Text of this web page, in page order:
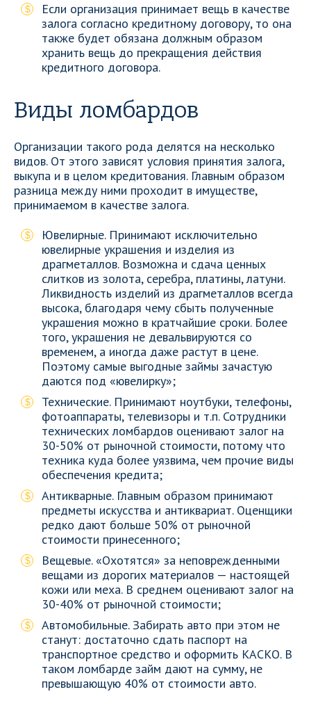
Если организация принимает вещь в качестве
залога согласно кредитному договору, то она
также будет обязана должным образом
хранить вещь до прекращения действия
кредитного договора.
Виды ломбардов
Организации такого рода делятся на несколько
видов. От этого зависят условия принятия залога,
выкупа и в целом кредитования. Главным образом
разница между ними проходит в имуществе,
принимаемом в качестве залога.
Ювелирные. Принимают исключительно
ювелирные украшения и изделия из
драгметаллов. Возможна и сдача ценных
слитков из золота, серебра, платины, латуни.
Ликвидность изделий из драгметаллов всегда
высока, благодаря чему сбыть полученные
украшения можно в кратчайшие сроки. Более
того, украшения не девальвируются со
временем, а иногда даже растут в цене.
Поэтому самые выгодные займы зачастую
даются под «ювелирку»;
Технические. Принимают ноутбуки, телефоны,
фотоаппараты, телевизоры и т.п. Сотрудники
технических ломбардов оценивают залог на
30-50% от рыночной стоимости, потому что
техника куда более уязвима, чем прочие виды
обеспечения кредита;
Антикварные. Главным образом принимают
предметы искусства и антиквариат. Оценщики
редко дают больше 50% от рыночной
стоимости принесенного;
Вещевые. «Охотятся» за неповрежденными
вещами из дорогих материалов — настоящей
кожи или меха. В среднем оценивают залог на
30-40% от рыночной стоимости;
Автомобильные. Забирать авто при этом не
станут: достаточно сдать паспорт на
транспортное средство и оформить КАСКО. В
таком ломбарде займ дают на сумму, не
превышающую 40% от стоимости авто.